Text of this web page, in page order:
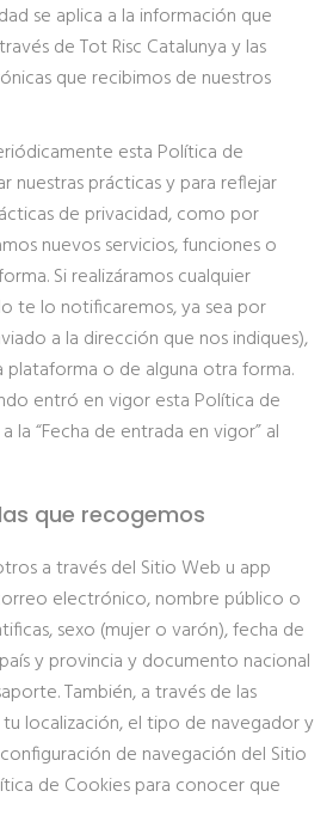
se aplica a la información que
de Tot Risc Catalunya y las
que recibimos de nuestros
esta Política de
nuestras prácticas y para reflejar
de privacidad, como por
nuevos servicios, funciones o
Si realizáramos cualquier
te lo notificaremos, ya sea por
a la dirección que nos indiques),
plataforma o de alguna otra forma.
entró en vigor esta Política de
la “Fecha de entrada en vigor” al
que recogemos
a través del Sitio Web u app
electrónico, nombre público o
sexo (mujer o varón), fecha de
y provincia y documento nacional
También, a través de las
localización, el tipo de navegador y
de navegación del Sitio
de Cookies para conocer que